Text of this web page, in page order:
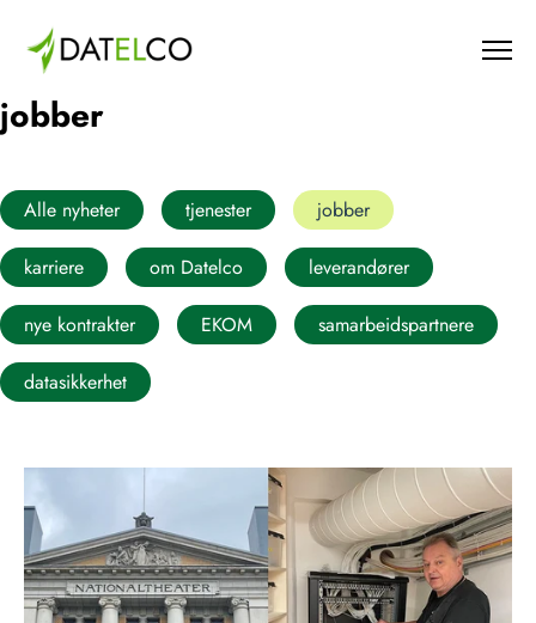
jobber
Alle nyheter tjenester jobber
karriere om Datelco leverandører
nye kontrakter EKOM samarbeidspartnere
datasikkerhet